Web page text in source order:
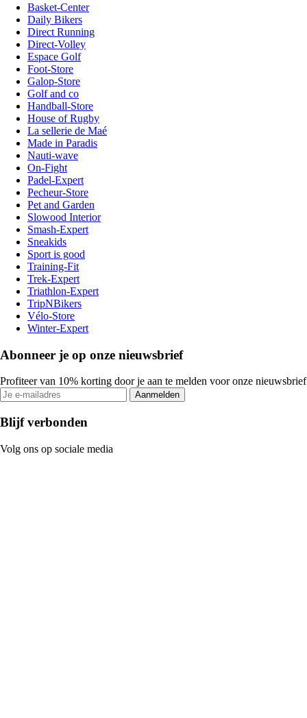
Basket-Center
Daily Bikers
Direct Running
Direct-Volley
Espace Golf
Foot-Store
Galop-Store
Golf and co
Handball-Store
House of Rugby
La sellerie de Maé
Made in Paradis
Nauti-wave
On-Fight
Padel-Expert
Pecheur-Store
Pet and Garden
Slowood Interior
Smash-Expert
Sneakids
Sport is good
Training-Fit
Trek-Expert
Triathlon-Expert
TripNBikers
Vélo-Store
Winter-Expert
Abonneer je op onze nieuwsbrief
Profiteer van 10% korting door je aan te melden voor onze nieuwsbrief
Aanmelden
Blijf verbonden
Volg ons op sociale media